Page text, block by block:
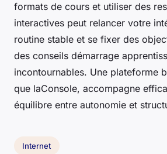
formats de cours et utiliser des
interactives peut relancer votre
routine stable et se fixer des
des conseils démarrage
incontournables. Une plateforme
que laConsole, accompagne
équilibre entre autonomie et
Internet